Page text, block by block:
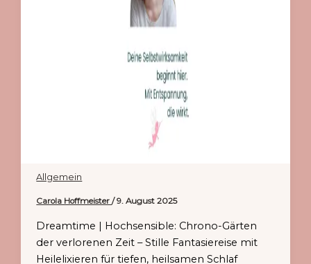
Allgemein
Carola Hoffmeister/9. August 2025
Dreamtime | Hochsensible: Chrono-Gärten
der verlorenen Zeit – Stille Fantasiereise mit
Heilelixieren für tiefen, heilsamen Schlaf